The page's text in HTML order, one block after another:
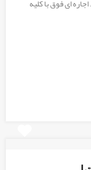
ای فوق با کلیه